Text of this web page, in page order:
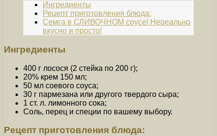
Ингредиенты
Рецепт приготовления блюда:
Семга в СЛИВОЧНОМ соусе! Нереально
вкусно и просто!
Ингредиенты
400 г лосося (2 стейка по 200 г);
20% крем 150 мл;
50 мл соевого соуса;
30 г пармезана или другого твердого сыра;
1 ст. л. лимонного сока;
Соль, перец и специи по вашему выбору.
Рецепт приготовления блюда: